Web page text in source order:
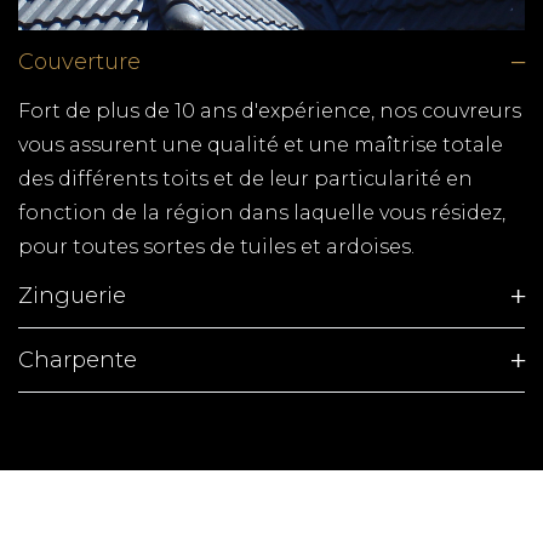
tous vos travaux de zinguerie. Gouttières,
couvreurs zingueurs expérimentés, met ses
compétences à votre service.
POSE DE FENETRE
BREUILLET
TPG RENOVATION spécialiste de la pose de
tous autres travaux de menuiserie en Charente-
Maritime (17)
CUISINISTE OLERON
Couverture
Fort de plus de 10 ans d'expérience, nos couvreurs
vous assurent une qualité et une maîtrise totale
des différents toits et de leur particularité en
fonction de la région dans laquelle vous résidez,
pour toutes sortes de tuiles et ardoises.
Zinguerie
Charpente